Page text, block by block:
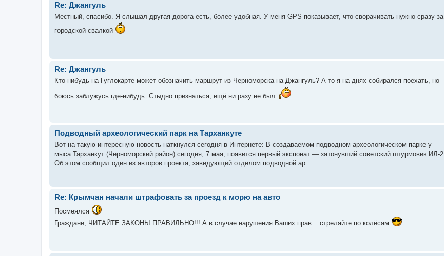
Re: Джангуль
Местный, спасибо. Я слышал другая дорога есть, более удобная. У меня GPS показывает, что сворачивать нужно сразу за
городской свалкой
Re: Джангуль
Кто-нибудь на Гуглокарте может обозначить маршрут из Черноморска на Джангуль? А то я на днях собирался поехать, но
боюсь заблужусь где-нибудь. Стыдно признаться, ещё ни разу не был
Подводный археологический парк на Тарханкуте
Вот на такую интересную новость наткнулся сегодня в Интернете: В создаваемом подводном археологическом парке у
мыса Тарханкут (Черноморский район) сегодня, 7 мая, появится первый экспонат — затонувший советский штурмовик ИЛ-2.
Об этом сообщил один из авторов проекта, заведующий отделом подводной ар...
Re: Крымчан начали штрафовать за проезд к морю на авто
Посмеялся
Граждане, ЧИТАЙТЕ ЗАКОНЫ ПРАВИЛЬНО!!! А в случае нарушения Ваших прав... стреляйте по колёсам